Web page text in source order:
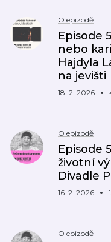
O epizodě
Episode
nebo
Hajdyla
na jevišti
18. 2. 2026
O epizodě
Episode
životní
Divadle
16. 2. 2026
O epizodě